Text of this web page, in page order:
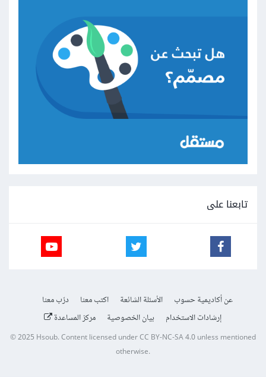
تابعنا على
عن أكاديمية حسوب الأسئلة الشائعة اكتب معنا
درّب معنا
إرشادات الاستخدام
بيان الخصوصية مركز المساعدة
© 2025Hsoub.Content licensed underCC BY-NC-SA 4.0unless mentioned
otherwise.